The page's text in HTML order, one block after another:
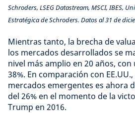
Schroders, LSEG Datastream, MSCI, IBES,
Estratégica de Schroders. Datos al 31 de
Mientras tanto, la brecha de
los mercados desarrollados se
nivel más amplio en 20 años,
38%. En comparación con
mercados emergentes es ahora
del 26% en el momento de la
Trump en 2016.